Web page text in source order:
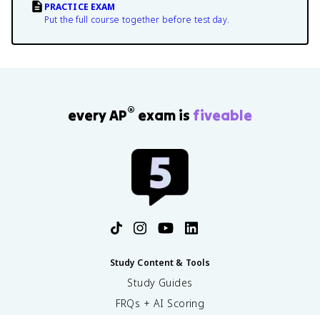
PRACTICE EXAM
Put the full course together before test day.
every AP® exam is fiveable
Study Content & Tools
Study Guides
FRQs + AI Scoring